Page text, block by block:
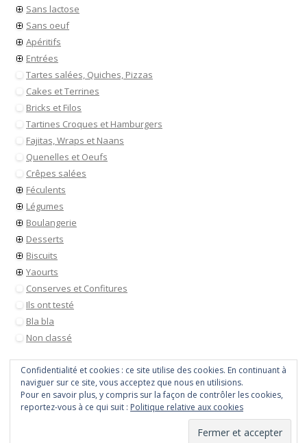
Sans lactose
Sans oeuf
Apéritifs
Entrées
Tartes salées, Quiches, Pizzas
Cakes et Terrines
Bricks et Filos
Tartines Croques et Hamburgers
Fajitas, Wraps et Naans
Quenelles et Oeufs
Crêpes salées
Féculents
Légumes
Boulangerie
Desserts
Biscuits
Yaourts
Conserves et Confitures
Ils ont testé
Bla bla
Non classé
• Site utilisantWordPress
Confidentialité et cookies : ce site utilise des cookies. En continuant à
naviguer sur ce site, vous acceptez que nous en utilisions.
Pour en savoir plus, y compris sur la façon de contrôler les cookies,
reportez-vous à ce qui suit : Politique relative aux cookies